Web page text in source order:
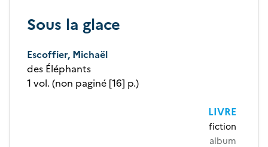
Sous la glace
Escoffier, Michaël
des Éléphants
1 vol. (non paginé [16] p.)
LIVRE
fiction
album